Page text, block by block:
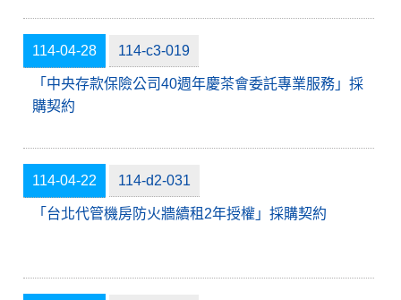
114-04-28
「中央存款保險公司40週年慶茶會委託專業服務」採
購契約
114-c3-019
114-04-22
「台北代管機房防火牆續租2年授權」採購契約
114-d2-031